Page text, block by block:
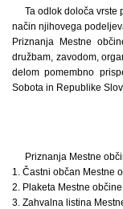
Ta odlok določa vrste
način njihovega
Priznanja Mestne
družbam, zavodom,
delom pomembno
Sobota in Republike
Priznanja Mestne
1. Častni občan Mestne
2. Plaketa Mestne
3. Zahvalna listina